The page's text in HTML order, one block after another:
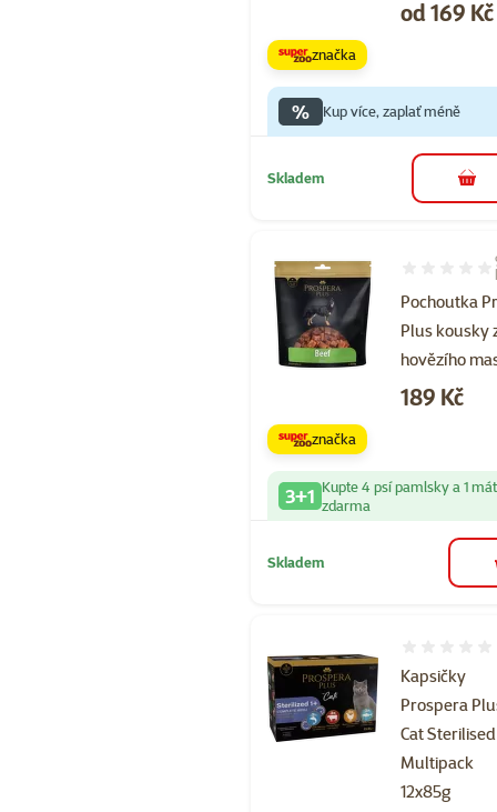
Cena
od 169 Kč
značka
% Kup více, zaplať méně
Skladem do
Pochoutka
Plus kousky
hovězího
Hodnocení
Cena
189 Kč
značka
3+1 Kupte 4 psí pamlsky a 1
zdarma
Skladem
Kapsičky
Prospera
Cat Sterilised
Multipack
12x85g